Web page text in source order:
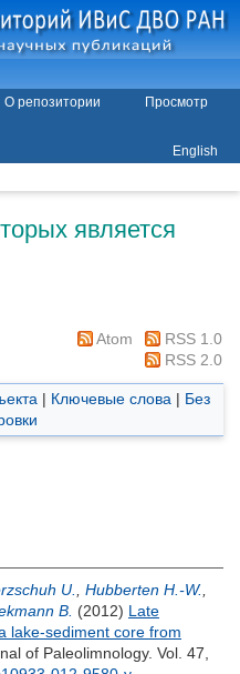
О репозитории
Просмотр
English
является
Atom
RSS 1.0
RSS 2.0
| Ключевые слова | Без
U. Hubberten H.-W.
B. (2012) Late
lake-sediment core from
of Paleolimnology. Vol. 47,